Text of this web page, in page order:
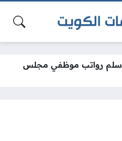
سلم رواتب موظفي مجلس